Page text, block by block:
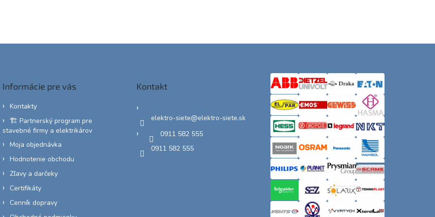
Informácie pre vás
Kontakty
🏗️ Partnerský program pre
stavebné firmy a elektrikárov
Moja objednávka
Hodnotenie obchodu
Zľavy a darčeky
Certifikáty
Cenník dopravy
Kontakt
elektro-siete@elektro-siete.sk
0911 582 555
0911 582 555